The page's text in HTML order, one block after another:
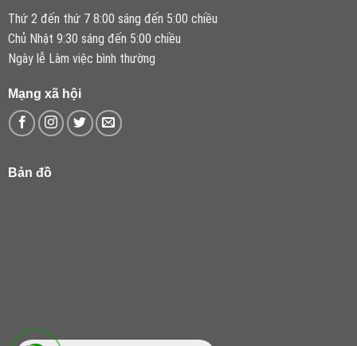
Thứ 2 đến thứ 7 8:00 sáng đến 5:00 chiều
Chủ Nhật 9:30 sáng đến 5:00 chiều
Ngày lễ Làm việc bình thường
Mạng xã hội
Bản đồ